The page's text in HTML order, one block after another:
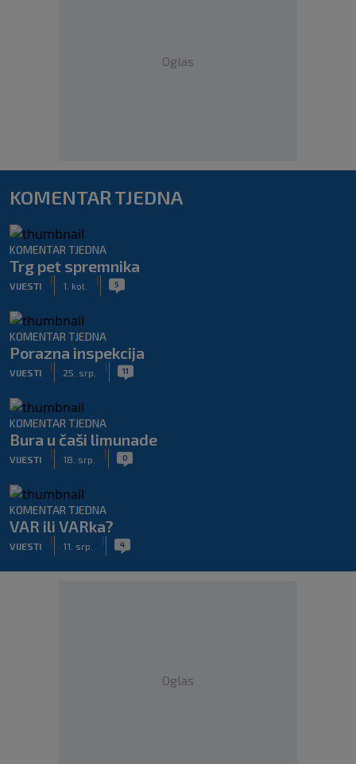
Oglas
KOMENTAR TJEDNA
KOMENTAR TJEDNA
Trg pet spremnika
VIJESTI
|
1. kol.
| 5
KOMENTAR TJEDNA
Porazna inspekcija
VIJESTI
|
25. srp.
| 11
KOMENTAR TJEDNA
Bura u čaši limunade
VIJESTI
|
18. srp.
| 0
KOMENTAR TJEDNA
VAR ili VARka?
VIJESTI
|
11. srp.
| 4
Oglas